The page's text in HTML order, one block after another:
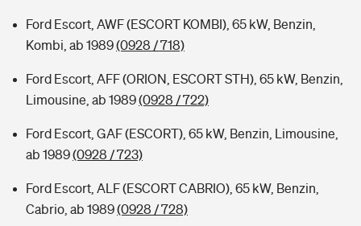
Ford Escort, AWF (ESCORT KOMBI), 65 kW, Benzin,
Kombi, ab 1989(0928 / 718)
Ford Escort, AFF (ORION, ESCORT STH), 65 kW, Benzin,
Limousine, ab 1989(0928 / 722)
Ford Escort, GAF (ESCORT), 65 kW, Benzin, Limousine,
ab 1989(0928 / 723)
Ford Escort, ALF (ESCORT CABRIO), 65 kW, Benzin,
Cabrio, ab 1989(0928 / 728)